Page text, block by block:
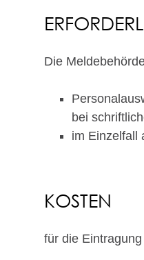
Die
bei
im Einzelfall
KOSTEN
für die